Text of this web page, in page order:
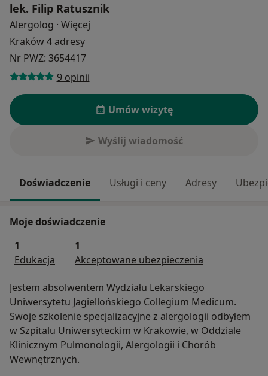
lek. Filip Ratusznik
Alergolog · Więcej
Kraków4 adresy
Nr PWZ: 3654417
9 opinii
Umów wizytę
Wyślij wiadomość
Doświadczenie Usługi i ceny Adresy
Moje doświadczenie
1
Edukacja
1
Akceptowane ubezpieczenia
Jestem absolwentem Wydziału Lekarskiego
Uniwersytetu Jagiellońskiego Collegium Medicum.
Swoje szkolenie specjalizacyjne z alergologii odbyłem
w Szpitalu Uniwersyteckim w Krakowie, w Oddziale
Klinicznym Pulmonologii, Alergologii i Chorób
Wewnętrznych.